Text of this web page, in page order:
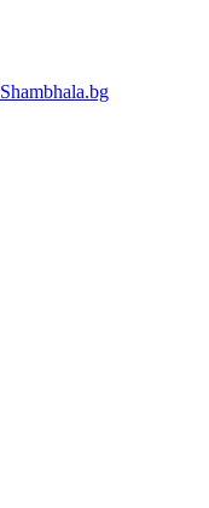
Shambhala.bg